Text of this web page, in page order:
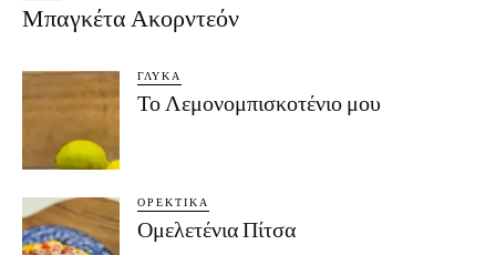
Μπαγκέτα Ακορντεόν
ΓΛΥΚΆ
Το Λεμονομπισκοτένιο μου
ΟΡΕΚΤΙΚΆ
Ομελετένια Πίτσα